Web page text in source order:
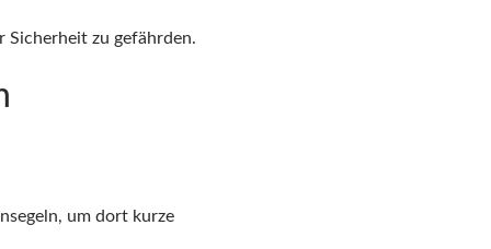
Sicherheit zu gefährden.
um dort kurze